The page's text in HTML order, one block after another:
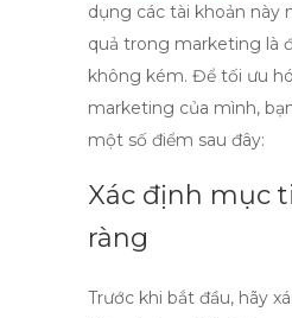
dụng các tài khoản này
quả trong marketing là
không kém. Để tối ưu
marketing của mình,
một số điểm sau đây:
Xác định mục
ràng
Trước khi bắt đầu, hãy